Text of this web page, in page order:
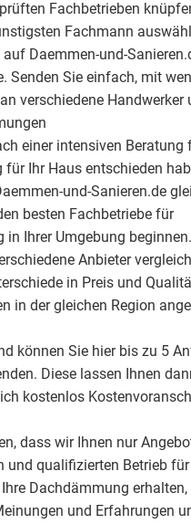
Fachbetrieben
Fachmann
auf Daemmen-und-
Senden Sie einfach, mit
verschiedene Handwerker
einer intensiven Beratung
für Ihr Haus entschieden
und-Sanieren.de
besten Fachbetriebe für
in Ihrer Umgebung beginnen.
Anbieter
in Preis und
in der gleichen Region
können Sie hier bis zu 5
Diese lassen Ihnen
kostenlos
dass wir Ihnen nur
und qualifizierten Betrieb für
Dachdämmung erhalten,
und Erfahrungen